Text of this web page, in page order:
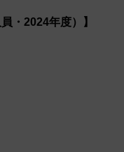
・2024年度）】